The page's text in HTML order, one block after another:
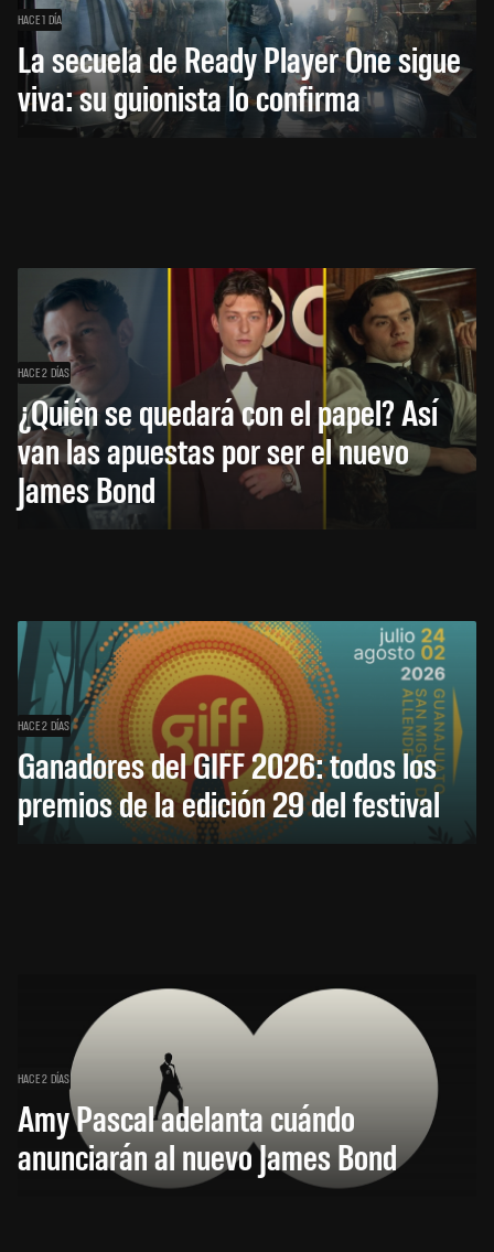
HACE 1 DÍA
La secuela de Ready Player One sigue
viva: su guionista lo confirma
HACE 2 DÍAS
¿Quién se quedará con el papel? Así
van las apuestas por ser el nuevo
James Bond
HACE 2 DÍAS
Ganadores del GIFF 2026: todos los
premios de la edición 29 del festival
HACE 2 DÍAS
Amy Pascal adelanta cuándo
anunciarán al nuevo James Bond